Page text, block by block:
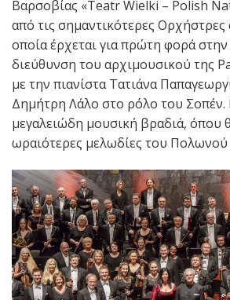
Βαρσοβίας «Teatr Wielki – Polish
από τις σημαντικότερες
οποία έρχεται για πρώτη φορά
διεύθυνση του αρχιμουσικού της
με την πιανίστα Τατιάνα
Δημήτρη Λάλο στο ρόλο του Σοπέν.
μεγαλειώδη μουσική βραδιά, όπου
ωραιότερες μελωδίες του Πολωνού